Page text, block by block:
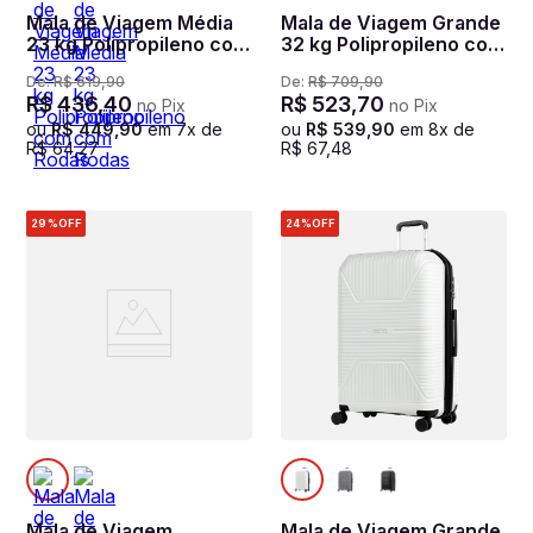
Mala de Viagem Média
23 kg Polipropileno com
Rodas 360° PP Prime -
Cinza oceânico
De:R$ 619,90
R$436,40 no Pix
ouR$ 449,90em7x de
R$ 64,27
Mala de Viagem Grande
32 kg Polipropileno com
Cinza oceânico
De: R$ 709,90
R$ 523,70 no Pix
ou R$ 539 90 em 8x de
R$ 67,48
29%OFF 24%OFF